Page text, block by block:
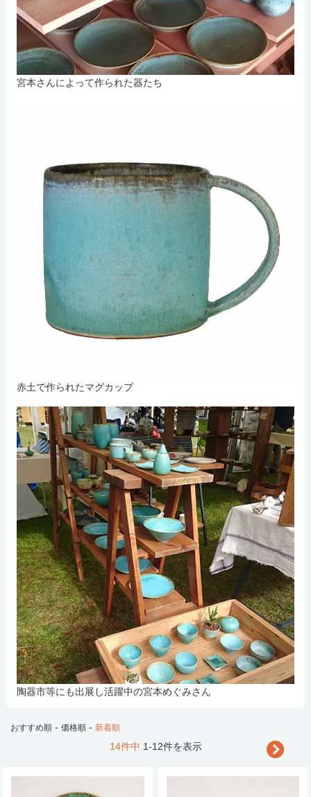
宮本さんによって作られた器たち
赤土で作られたマグカップ
陶器市等にも出展し活躍中の宮本めぐみさん
おすすめ順 - 価格順 - 新着順
14件中 1-12件を表示